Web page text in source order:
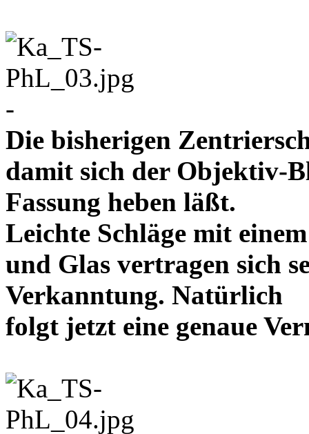
-
Die bisherigen
damit sich der Objektiv-
Fassung heben läßt.
Leichte Schläge mit
und Glas vertragen sich
Verkanntung. Natürlich
folgt jetzt eine genaue